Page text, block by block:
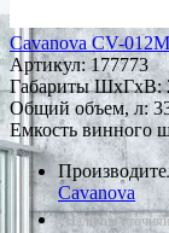
Cavanova CV-012M
Артикул: 177773
Габариты ШxГxВ:
Общий объем, л:
Емкость винного
Cavanova
*Наличие